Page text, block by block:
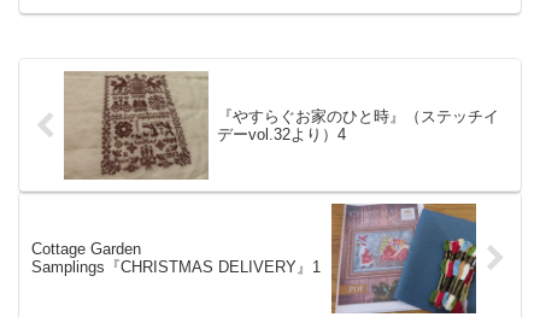
『やすらぐお家のひと時』（ステッチイ
デーvol.32より）4
Cottage Garden
Samplings『CHRISTMAS DELIVERY』1